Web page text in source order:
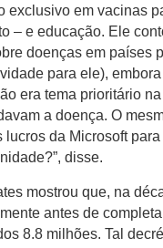
exclusivo em vacinas
– e educação. Ele
doenças em países
para ele),
era tema prioritário
a doença. O
da Microsoft
disse.
mostrou que, na
antes de
8.8 milhões. Tal